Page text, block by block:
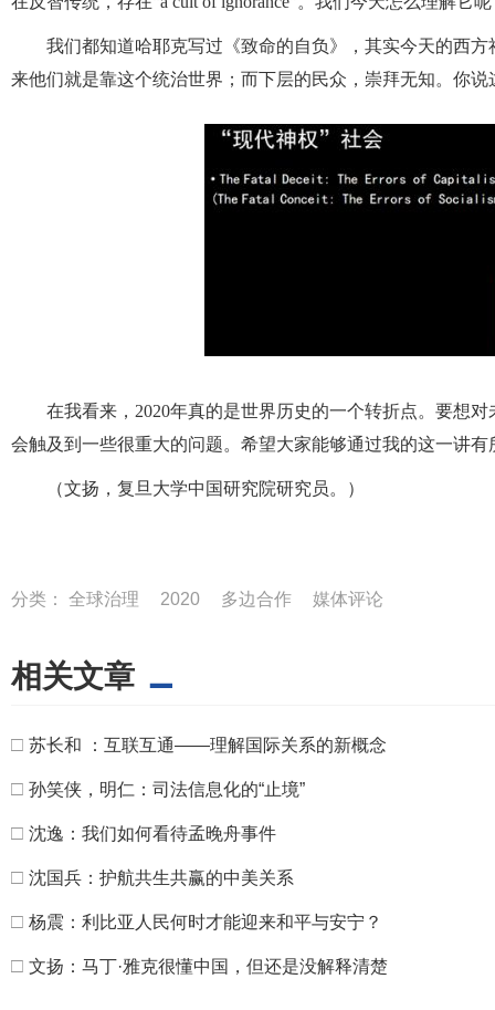
我们都知道哈耶克写过《致命的自负》，其实今天的西
来他们就是靠这个统治世界；而下层的民众，崇拜无知。你
在我看来，2020年真的是世界历史的一个转折点。要想
会触及到一些很重大的问题。希望大家能够通过我的这一讲有
（文扬，复旦大学中国研究院研究员。）
分类： 全球治理 2020 多边合作 媒体评论
相关文章
□ 苏长和 ：互联互通——理解国际关系的新概念
□ 孙笑侠，明仁：司法信息化的“止境”
□ 沈逸：我们如何看待孟晚舟事件
□ 沈国兵：护航共生共赢的中美关系
□ 杨震：利比亚人民何时才能迎来和平与安宁？
□ 文扬：马丁·雅克很懂中国，但还是没解释清楚